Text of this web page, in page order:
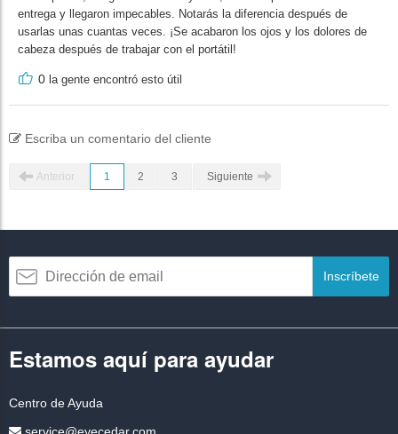
entrega y llegaron impecables. Notarás la diferencia después de
usarlas unas cuantas veces. ¡Se acabaron los ojos y los dolores de
cabeza después de trabajar con el portátil!
0 la gente encontró esto útil
Escriba un comentario del cliente
Anterior 1 2 3 Siguiente
Inscríbete
Estamos aquí para ayudar
Centro de Ayuda